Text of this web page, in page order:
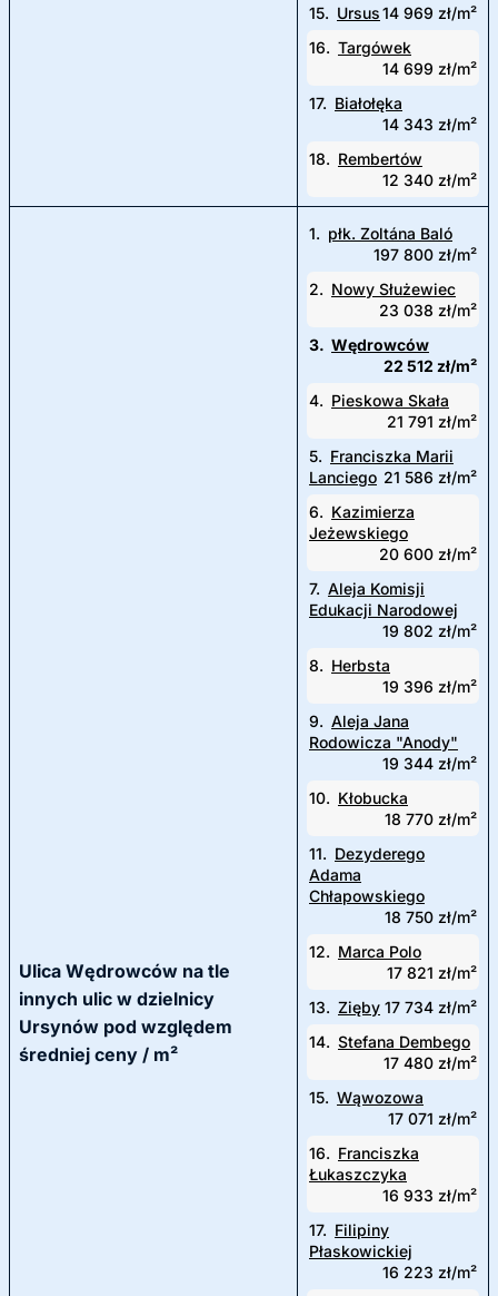
15. Ursus14 969 zł/m²
16. Targówek
14 699 zł/m²
17. Białołęka
14 343 zł/m²
18. Rembertów
12 340 zł/m²
Ulica Wędrowców na tle
innych ulic w dzielnicy
Ursynów pod względem
średniej ceny / m²
1. płk. Zoltána Baló
197 800 zł/m²
2. Nowy Służewiec
23 038 zł/m²
3. Wędrowców
22 512 zł/m²
4. Pieskowa Skała
21 791 zł/m²
5. Franciszka Marii
Lanciego 21 586 zł/m²
6. Kazimierza
Jeżewskiego
20 600 zł/m²
7. Aleja Komisji
Edukacji Narodowej
19 802 zł/m²
8. Herbsta
19 396 zł/m²
9. Aleja Jana
Rodowicza "Anody"
19 344 zł/m²
10. Kłobucka
18 770 zł/m²
11. Dezyderego
Adama
Chłapowskiego
18 750 zł/m²
12. Marca Polo
17 821 zł/m²
13. Zięby 17 734 zł/m²
14. Stefana Dembego
17 480 zł/m²
15. Wąwozowa
17 071 zł/m²
16. Franciszka
Łukaszczyka
16 933 zł/m²
17. Filipiny
Płaskowickiej
16 223 zł/m²